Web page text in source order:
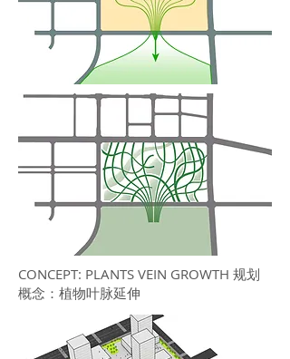
CONCEPT: PLANTS VEIN GROWTH 规划
概念：植物叶脉延伸